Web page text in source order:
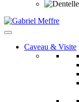
Caveau & Visite